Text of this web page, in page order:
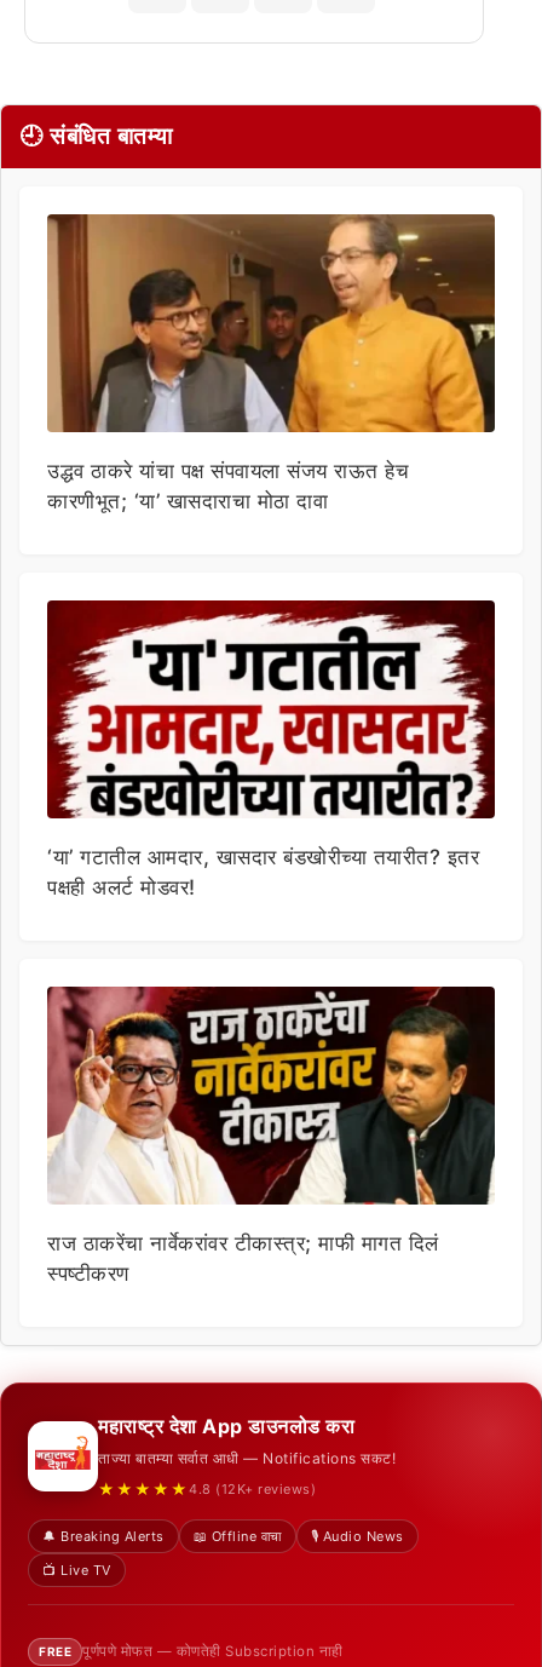
🕘 संबंधित बातम्या
उद्धव ठाकरे यांचा पक्ष संपवायला संजय राऊत हेच
कारणीभूत; ‘या’ खासदाराचा मोठा दावा
‘या’ गटातील आमदार, खासदार बंडखोरीच्या तयारीत? इतर
पक्षही अलर्ट मोडवर!
राज ठाकरेंचा नार्वेकरांवर टीकास्त्र; माफी मागत दिलं
स्पष्टीकरण
महाराष्ट्र देशा App डाउनलोड करा
ताज्या बातम्या सर्वात आधी — Notifications सकट!
★★★★★ 4.8 (12K+ reviews)
🔔 Breaking Alerts 📖 Offline वाचा
🎙️ Audio News
📺 Live TV
FREE पूर्णपणे मोफत — कोणतेही Subscription नाही